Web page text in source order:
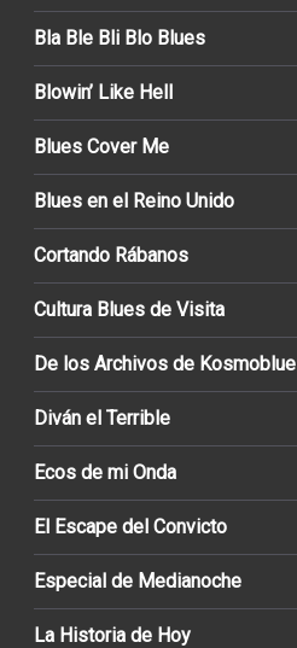
Bla Ble Bli Blo Blues
Blowin’ Like Hell
Blues Cover Me
Blues en el Reino Unido
Cortando Rábanos
Cultura Blues de Visita
De los Archivos de Kosmoblue
Diván el Terrible
Ecos de mi Onda
El Escape del Convicto
Especial de Medianoche
La Historia de Hoy